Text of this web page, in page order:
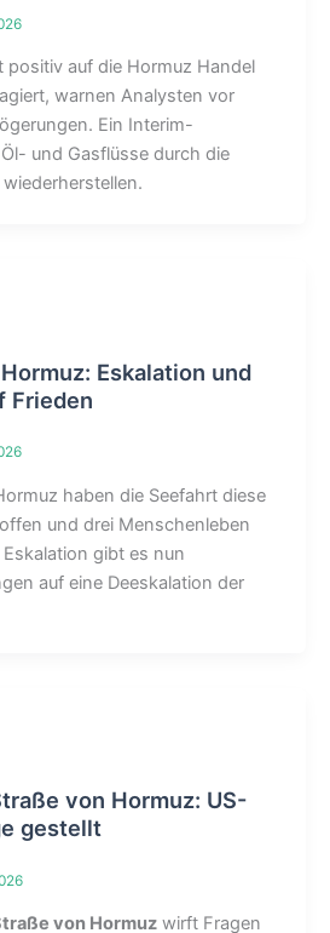
positiv auf die Hormuz Handel
warnen Analysten vor
Ein Interim-
und Gasflüsse durch die
Eskalation und
Frieden
haben die Seefahrt diese
und drei Menschenleben
gibt es nun
auf eine Deeskalation der
von Hormuz: US-
gestellt
von Hormuzwirft Fragen